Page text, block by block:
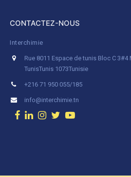
CONTACTEZ-NOUS
Interchimie
Rue 8011 Espace de tunis Bloc C
TunisTunis 1073Tunisie
+216 71 950 055/185
info@interchimie.tn